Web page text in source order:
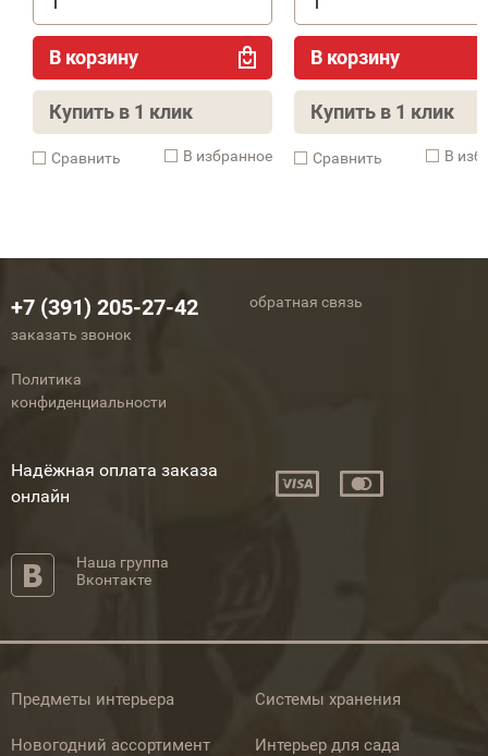
В корзину
Купить в 1 клик
Cравнить В избранное
В корзину
Купить в 1 клик
Cравнить В
+7 (391) 205-27-42
заказать звонок
обратная связь
Политика
конфиденциальности
Надёжная оплата заказа
онлайн
Наша группа
Вконтакте
Предметы интерьера
Новогодний ассортимент
Системы хранения
Интерьер для сада